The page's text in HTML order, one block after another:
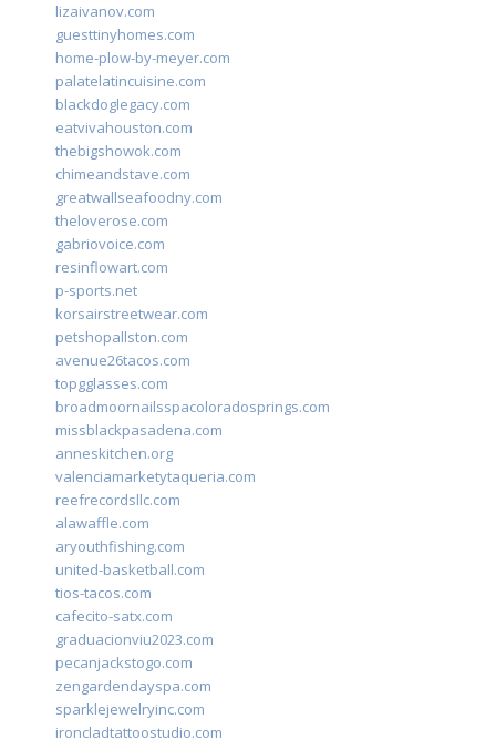
lizaivanov.com
guesttinyhomes.com
home-plow-by-meyer.com
palatelatincuisine.com
blackdoglegacy.com
eatvivahouston.com
thebigshowok.com
chimeandstave.com
greatwallseafoodny.com
theloverose.com
gabriovoice.com
resinflowart.com
p-sports.net
korsairstreetwear.com
petshopallston.com
avenue26tacos.com
topgglasses.com
broadmoornailsspacoloradosprings.com
missblackpasadena.com
anneskitchen.org
valenciamarketytaqueria.com
reefrecordsllc.com
alawaffle.com
aryouthfishing.com
united-basketball.com
tios-tacos.com
cafecito-satx.com
graduacionviu2023.com
pecanjackstogo.com
zengardendayspa.com
sparklejewelryinc.com
ironcladtattoostudio.com